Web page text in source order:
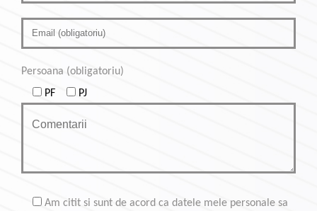
Persoana (obligatoriu)
PF
PJ
Am citit si sunt de acord ca datele mele personale sa